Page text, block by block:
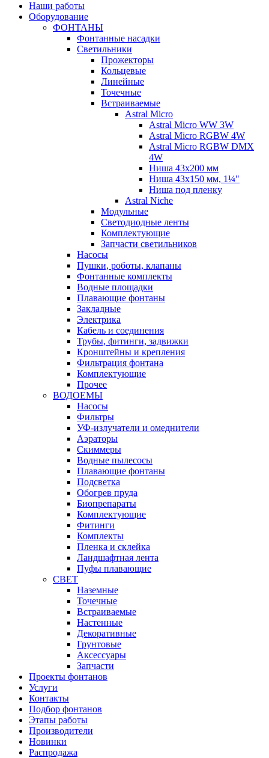
Наши работы
Оборудование
ФОНТАНЫ
Фонтанные насадки
Cветильники
Прожекторы
Кольцевые
Линейные
Точечные
Встраиваемые
Astral Micro
Astral Micro WW 3W
Astral Micro RGBW 4W
Astral Micro RGBW DMX
4W
Ниша 43х200 мм
Ниша 43х150 мм, 1¼"
Ниша под пленку
Astral Niche
Модульные
Светодиодные ленты
Комплектующие
Запчасти светильников
Насосы
Пушки, роботы, клапаны
Фонтанные комплекты
Водные площадки
Плавающие фонтаны
Закладные
Электрика
Кабель и соединения
Трубы, фитинги, задвижки
Кронштейны и крепления
Фильтрация фонтана
Комплектующие
Прочее
ВОДОЕМЫ
Насосы
Фильтры
УФ-излучатели и омеднители
Аэраторы
Cкиммеры
Водные пылесосы
Плавающие фонтаны
Подсветка
Обогрев пруда
Биопрепараты
Комплектующие
Фитинги
Комплекты
Пленка и склейка
Ландшафтная лента
Пуфы плавающие
СВЕТ
Наземные
Точечные
Встраиваемые
Настенные
Декоративные
Грунтовые
Аксессуары
Запчасти
Проекты фонтанов
Услуги
Контакты
Подбор фонтанов
Этапы работы
Производители
Новинки
Распродажа